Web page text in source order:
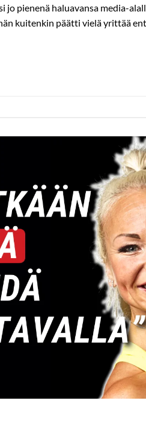
jo pienenä haluavansa media-
kuitenkin päätti vielä yrittää